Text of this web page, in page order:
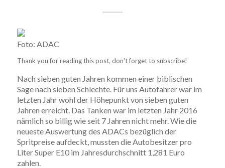
Foto: ADAC
Thank you for reading this post, don't forget to subscribe!
Nach sieben guten Jahren kommen einer biblischen
Sage nach sieben Schlechte. Für uns Autofahrer war im
letzten Jahr wohl der Höhepunkt von sieben guten
Jahren erreicht. Das Tanken war im letzten Jahr 2016
nämlich so billig wie seit 7 Jahren nicht mehr. Wie die
neueste Auswertung des ADACs bezüglich der
Spritpreise aufdeckt, mussten die Autobesitzer pro
Liter Super E10 im Jahresdurchschnitt 1,281 Euro
zahlen.